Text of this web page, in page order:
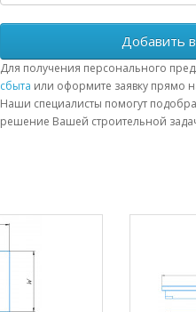
Добавить
Для получения персонального
сбыта или оформите заявку прямо
Наши специалисты помогут
решение Вашей строительной